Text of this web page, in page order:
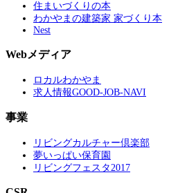
住まいづくりの本
わかやまの建築家 家づくり本
Nest
Webメディア
ロカルわかやま
求人情報GOOD-JOB-NAVI
事業
リビングカルチャー倶楽部
夢いっぱい保育園
リビングフェスタ2017